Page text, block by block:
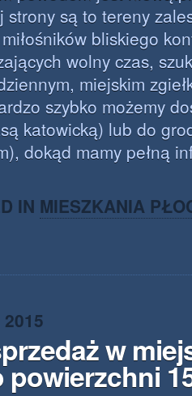
strony są to tereny
bliskiego
wolny czas,
miejskim
szybko możemy
katowicką) lub do
dokąd mamy pełną
IN MIESZKANIA
w
powierzchni